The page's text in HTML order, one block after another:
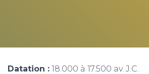
Datation : 18.000 à 17.500 av. J.C.